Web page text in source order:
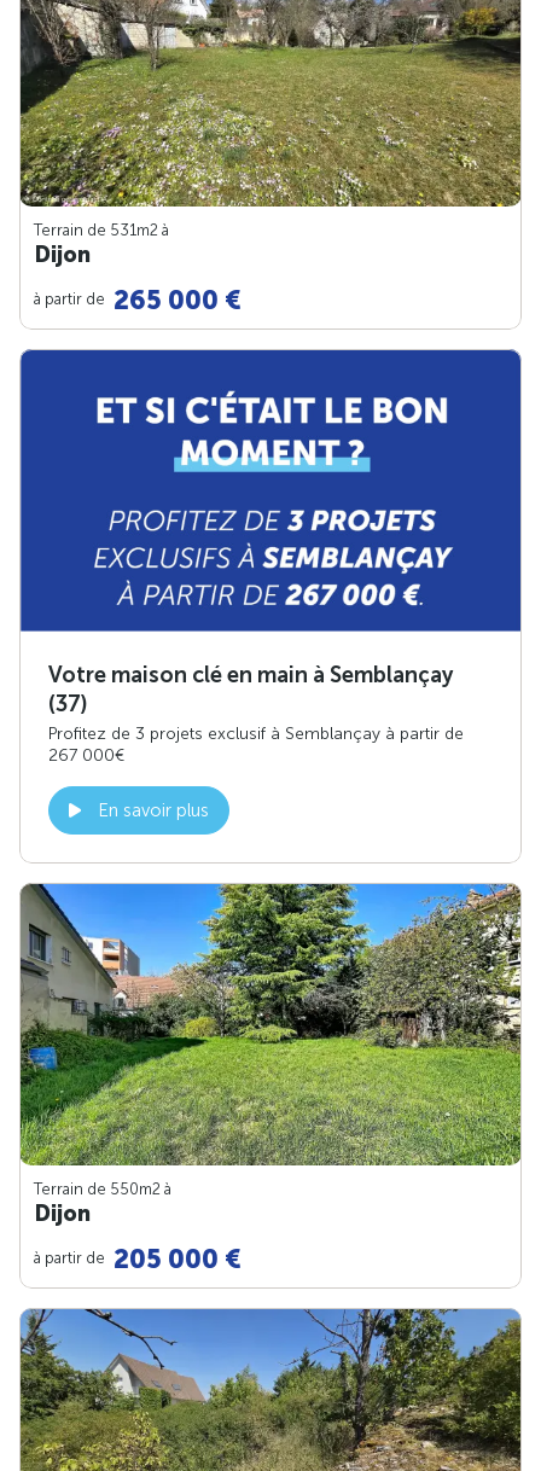
Terrain de 531m2 à
Dijon
à partir de 265 000 €
Votre maison clé en main à Semblançay
(37)
Profitez de 3 projets exclusif à Semblançay à partir de
267 000€
En savoir plus
Terrain de 550m2 à
Dijon
à partir de 205 000 €